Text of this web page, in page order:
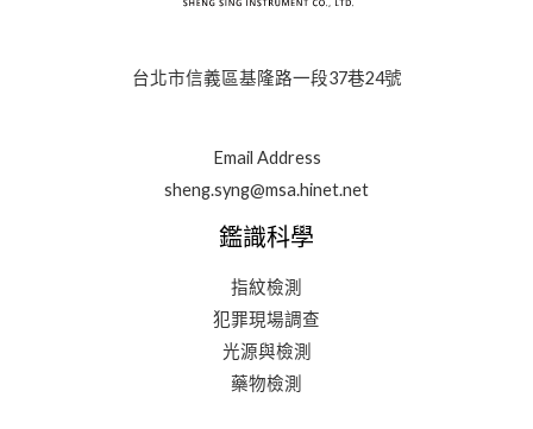
台北市信義區基隆路一段37巷24號
Email Address
sheng.syng@msa.hinet.net
鑑識科學
指紋檢測
犯罪現場調查
光源與檢測
藥物檢測